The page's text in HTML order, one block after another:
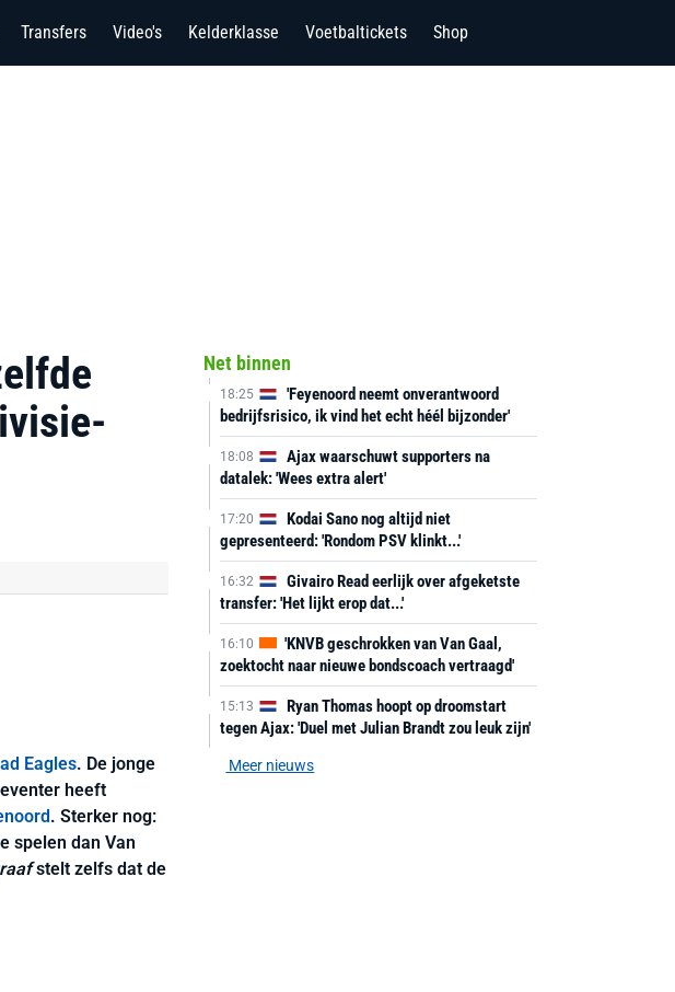
Transfers Video's Kelderklasse Voetbaltickets Shop
Eagles. De jonge
heeft
. Sterker nog:
spelen dan Van
stelt zelfs dat de
Net binnen
18:25
'Feyenoord neemt onverantwoord
bedrijfsrisico, ik vind het echt héél bijzonder'
18:08
Ajax waarschuwt supporters na
datalek: 'Wees extra alert'
17:20
Kodai Sano nog altijd niet
gepresenteerd: 'Rondom PSV klinkt...'
16:32
Givairo Read eerlijk over afgeketste
transfer: 'Het lijkt erop dat...'
16:10
'KNVB geschrokken van Van Gaal,
zoektocht naar nieuwe bondscoach vertraagd'
15:13
Ryan Thomas hoopt op droomstart
tegen Ajax: 'Duel met Julian Brandt zou leuk zijn'
Meer nieuws